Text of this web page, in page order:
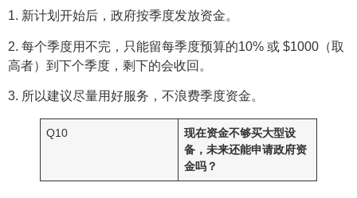
1. 新计划开始后，政府按季度发放资金。
2. 每个季度用不完，只能留每季度预算的10% 或 $1000（取
高者）到下个季度，剩下的会收回。
3. 所以建议尽量用好服务，不浪费季度资金。
Q10
现在资金不够买大型设
备，未来还能申请政府资
金吗？